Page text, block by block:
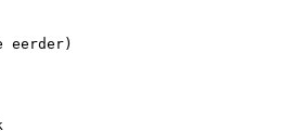
eerder)